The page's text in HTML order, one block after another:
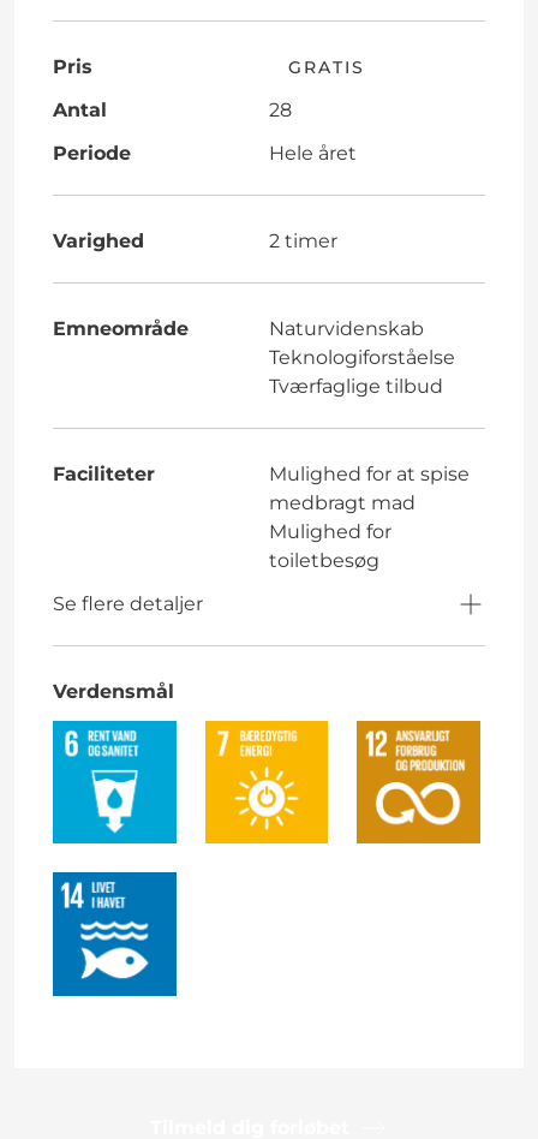
Pris GRATIS
Antal
28
Periode
Hele året
Varighed 2 timer
Emneområde
Naturvidenskab
Teknologiforståelse
Tværfaglige tilbud
Faciliteter
Mulighed for at spise
medbragt mad
Mulighed for
toiletbesøg
Se flere detaljer
Verdensmål